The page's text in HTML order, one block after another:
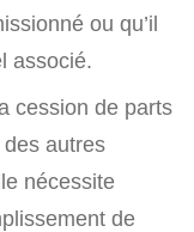
ou qu’il
associé.
cession de parts
des autres
nécessite
de